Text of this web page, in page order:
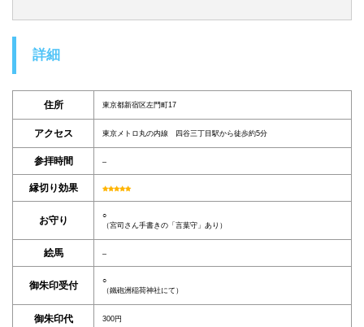
詳細
住所 東京都新宿区左門町17
アクセス 東京メトロ丸の内線 四谷三丁目駅から徒歩約5分
参拝時間 –
縁切り効果
お守り
○
（宮司さん手書きの「言葉守」あり）
絵馬 –
御朱印受付
○
（鐵砲洲稲荷神社にて）
御朱印代 300円